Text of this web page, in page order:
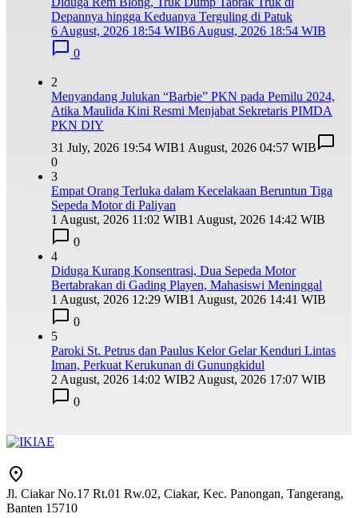
Depannya hingga Keduanya Terguling di Patuk
6 August, 2026 18:54 WIB6 August, 2026 18:54 WIB
0
2
Menyandang Julukan “Barbie” PKN pada Pemilu 2024,
Atika Maulida Kini Resmi Menjabat Sekretaris PIMDA
PKN DIY
31 July, 2026 19:54 WIB1 August, 2026 04:57 WIB
0
3
Empat Orang Terluka dalam Kecelakaan Beruntun Tiga
Sepeda Motor di Paliyan
1 August, 2026 11:02 WIB1 August, 2026 14:42 WIB
0
4
Diduga Kurang Konsentrasi, Dua Sepeda Motor
Bertabrakan di Gading Playen, Mahasiswi Meninggal
1 August, 2026 12:29 WIB1 August, 2026 14:41 WIB
0
5
Paroki St. Petrus dan Paulus Kelor Gelar Kenduri Lintas
Iman, Perkuat Kerukunan di Gunungkidul
2 August, 2026 14:02 WIB2 August, 2026 17:07 WIB
0
Jl. Ciakar No.17 Rt.01 Rw.02, Ciakar, Kec. Panongan, Tangerang,
Banten 15710